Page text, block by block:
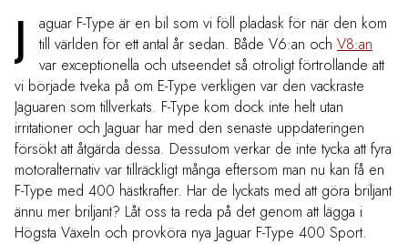
J
aguar F-Type är en bil som vi föll pladask för när den kom
till världen för ett antal år sedan. Både V6:an och V8:an
var exceptionella och utseendet så otroligt förtrollande att
vi började tveka på om E-Type verkligen var den vackraste
Jaguaren som tillverkats. F-Type kom dock inte helt utan
irritationer och Jaguar har med den senaste uppdateringen
försökt att åtgärda dessa. Dessutom verkar de inte tycka att fyra
motoralternativ var tillräckligt många eftersom man nu kan få en
F-Type med 400 hästkrafter. Har de lyckats med att göra briljant
ännu mer briljant? Låt oss ta reda på det genom att lägga i
Högsta Växeln och provköra nya Jaguar F-Type 400 Sport.